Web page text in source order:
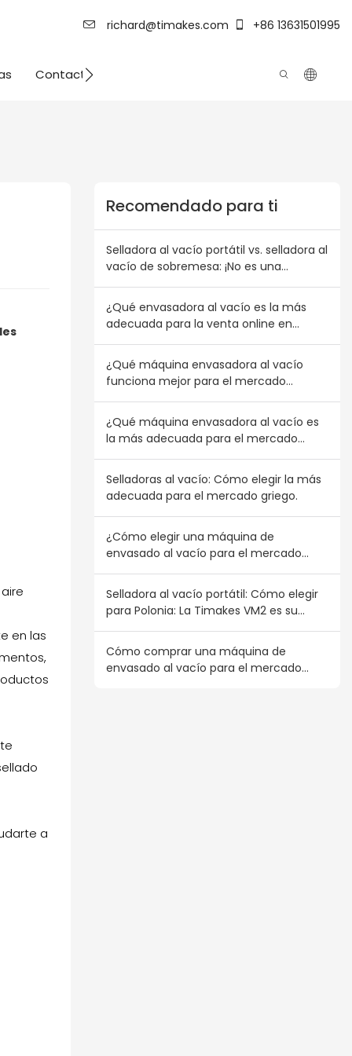
richard@timakes.com +86 13631501995
Contacto
en las
a
Recomendado para ti
Selladora al vacío portátil vs. selladora al
vacío de sobremesa: ¡No es una
combinación de inventario para
mayoristas australianos y
neozelandeses
¿Qué envasadora al vacío es la más
adecuada para la venta online en
¿Qué máquina envasadora al vacío
funciona mejor para el mercado
¿Qué máquina envasadora al vacío es
la más adecuada para el mercado
Selladoras al vacío: Cómo elegir la más
adecuada para el mercado griego.
¿Cómo elegir una máquina de
envasado al vacío para el mercado
Selladora al vacío portátil: Cómo elegir
para Polonia: La Timakes VM2 es su
Cómo comprar una máquina de
envasado al vacío para el mercado